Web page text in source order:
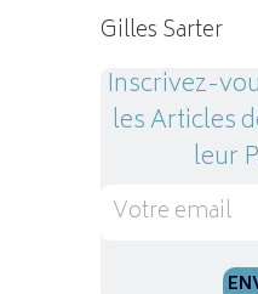
Gilles Sarter
Inscrivez-
les Articles
leur